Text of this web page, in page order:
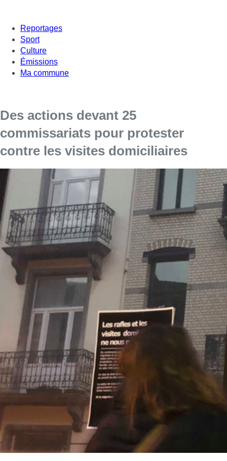
Reportages
Sport
Culture
Émissions
Ma commune
Des actions devant 25
commissariats pour protester
contre les visites domiciliaires